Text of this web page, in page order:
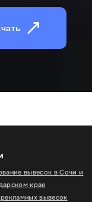
вывесок в Сочи и
крае
вывесок